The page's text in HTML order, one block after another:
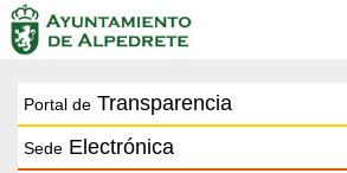
Portal de Transparencia
Sede Electrónica